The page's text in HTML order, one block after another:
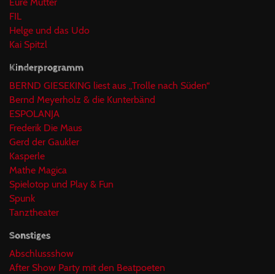
FIL
Helge und das Udo
Kai Spitzl
Kinderprogramm
BERND GIESEKING liest aus „Trolle nach Süden“
Bernd Meyerholz & die Kunterbänd
ESPOLANJA
Frederik Die Maus
Gerd der Gaukler
Kasperle
Mathe Magica
Spielotop und Play & Fun
Spunk
Tanztheater
Sonstiges
Abschlussshow
After Show Party mit den Beatpoeten